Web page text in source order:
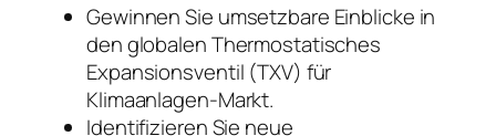
Gewinnen Sie umsetzbare Einblicke in
den globalen Thermostatisches
Expansionsventil (TXV) für
Klimaanlagen-Markt.
Identifizieren Sie neue